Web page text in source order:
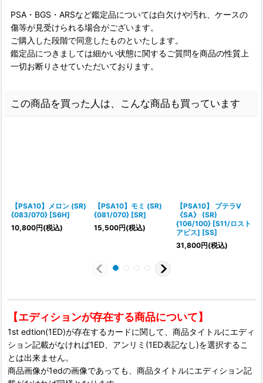
PSA・BGS・ARSなど鑑定品については白欠けや汚れ、ケースの
傷等が見受けられる場合がございます。
ご購入した段階で同意したものといたします。
鑑定品につきましては細かい状態に関するご質問を商品の性質上
一切お断りさせていただいております。
この商品を買った人は、こんな商品も買っています
【PSA10】メロン (SR)
{083/070} [S6H]
10,800円(税込)
【PSA10】モミ (SR)
{081/070} [SR]
15,500円(税込)
【PSA10】 プテラV
《SA》 (SR)
{106/100} [S11/ロスト
アビス] [SS]
31,800円(税込)
【エディションが存在する商品について】
1st edtion(1ED)が存在するカードに関して、商品タイトルにエディ
ション記載がなければ1ED、アンリミ(1ED表記なし)を選択するこ
とは出来ません。
商品画像が1edの画像であっても、商品タイトルにエディション記